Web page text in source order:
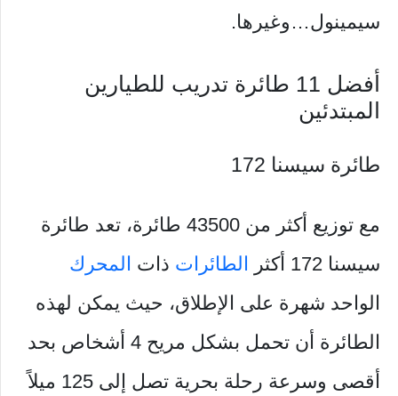
سيمينول…وغيرها.
أفضل 11 طائرة تدريب للطيارين
المبتدئين
طائرة سيسنا 172
مع توزيع أكثر من 43500 طائرة، تعد طائرة
سيسنا 172 أكثر
الطائرات ذات المحرك
الواحد شهرة على الإطلاق، حيث يمكن لهذه
الطائرة أن تحمل بشكل مريح 4 أشخاص بحد
أقصى وسرعة رحلة بحرية تصل إلى 125 ميلاً